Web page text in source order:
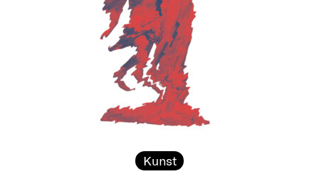
Kunst